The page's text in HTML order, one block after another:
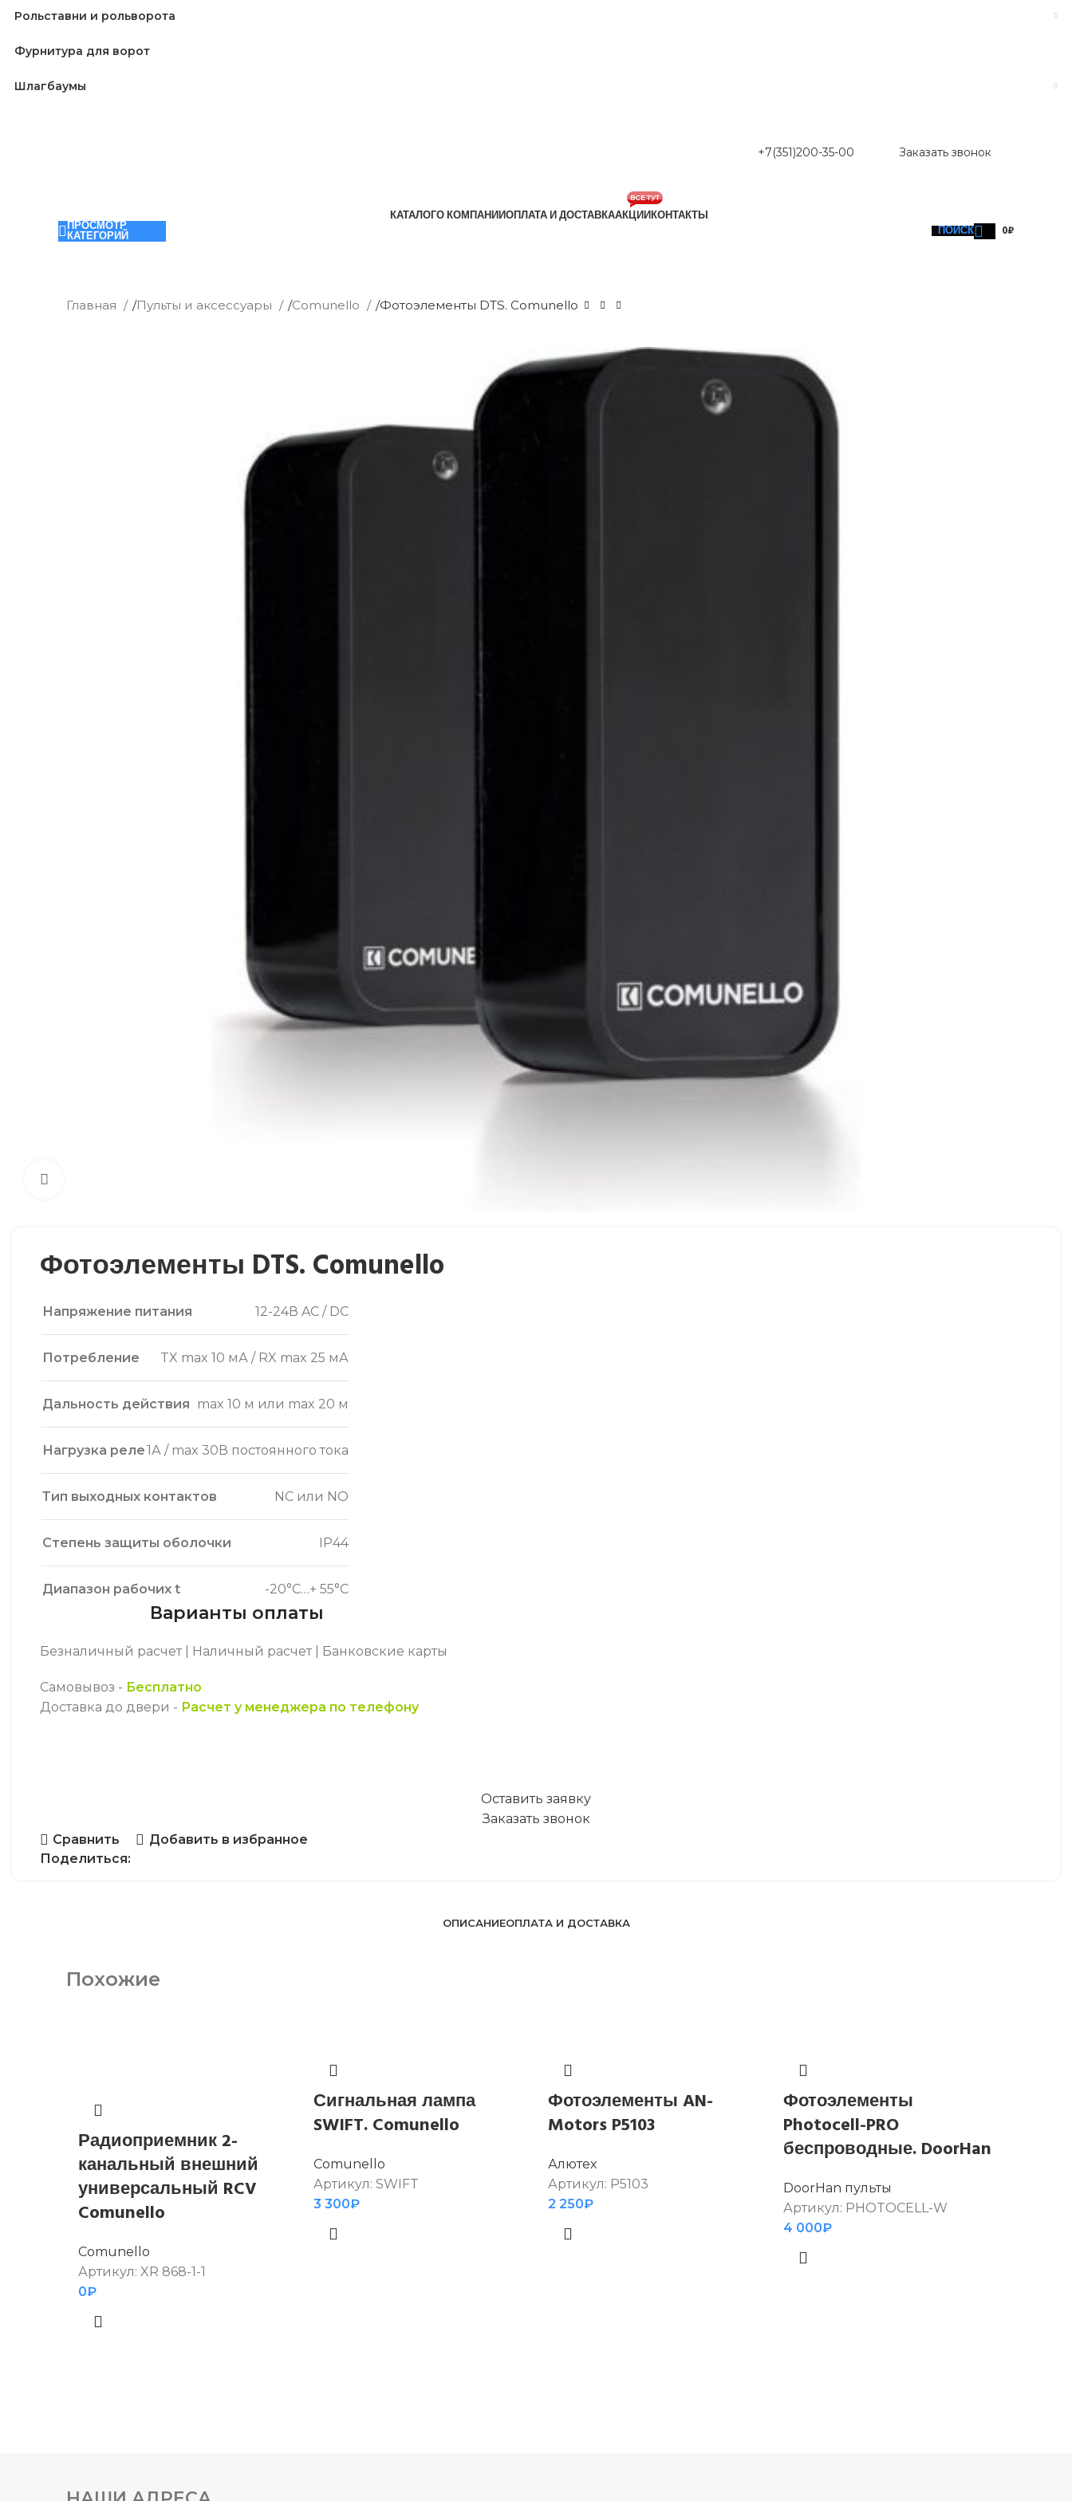
Рольставни и рольворота
Фурнитура для ворот
Шлагбаумы
+7(351)200-35-00 Заказать звонок
ПРОСМОТР
КАТЕГОРИЙ
КАТАЛОГО КОМПАНИИОПЛАТА И ДОСТАВКААКЦИИ
ВСЕ ТУТ
КОНТАКТЫ
ПОИСК
0₽
Главная /Пульты и аксессуары /Comunello /Фотоэлементы DTS. Comunello
Фотоэлементы DTS. Comunello
Напряжение питания 12-24В AC / DC
Потребление TX max 10 мА / RX max 25 мА
Дальность действия max 10 м или max 20 м
Нагрузка реле1А / max 30В постоянного тока
Тип выходных контактов NC или NO
Степень защиты оболочки IP44
Диапазон рабочих t -20°С…+ 55°С
Варианты оплаты
Безналичный расчет | Наличный расчет | Банковские карты
Самовывоз - Бесплатно
Доставка до двери - Расчет у менеджера по телефону
Оставить заявку
Заказать звонок
Сравнить
Добавить в избранное
Поделиться:
ОПИСАНИЕОПЛАТА И ДОСТАВКА
Похожие
Радиоприемник 2-
канальный внешний
универсальный RCV
Comunello
Comunello
Артикул: XR 868-1-1
0₽
Сигнальная лампа
SWIFT. Comunello
Comunello
Артикул: SWIFT
3 300₽
Фотоэлементы AN-
Motors P5103
Алютех
Артикул: P5103
2 250₽
Фотоэлементы
Photocell-PRO
беспроводные. DoorHan
DoorHan пульты
Артикул: PHOTOCELL-W
4 000₽